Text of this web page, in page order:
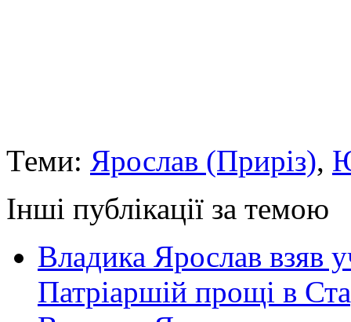
Теми: Ярослав (Приріз),
Інші публікації за темою
Владика Ярослав взяв
Патріаршій прощі в